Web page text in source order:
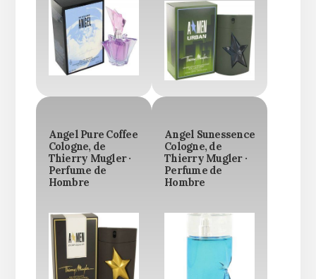
Angel Pure Coffee
Cologne, de
Thierry Mugler ·
Perfume de
Hombre
Angel Sunessence
Cologne, de
Thierry Mugler ·
Perfume de
Hombre